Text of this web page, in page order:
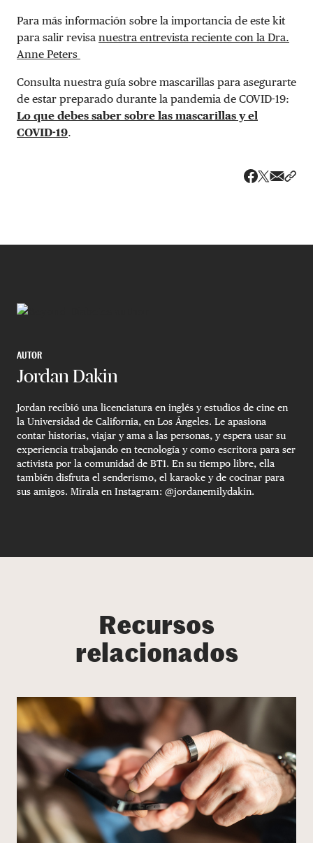
Para más información sobre la importancia de este kit
para salir revisa nuestra entrevista reciente con la Dra.
Anne Peters
Consulta nuestra guía sobre mascarillas para asegurarte
de estar preparado durante la pandemia de COVID-19:
Lo que debes saber sobre las mascarillas y el
COVID-19.
AUTOR
Jordan Dakin
Jordan recibió una licenciatura en inglés y estudios de cine en
la Universidad de California, en Los Ángeles. Le apasiona
contar historias, viajar y ama a las personas, y espera usar su
experiencia trabajando en tecnología y como escritora para ser
activista por la comunidad de BT1. En su tiempo libre, ella
también disfruta el senderismo, el karaoke y de cocinar para
sus amigos. Mírala en Instagram: @jordanemilydakin.
Recursos
relacionados